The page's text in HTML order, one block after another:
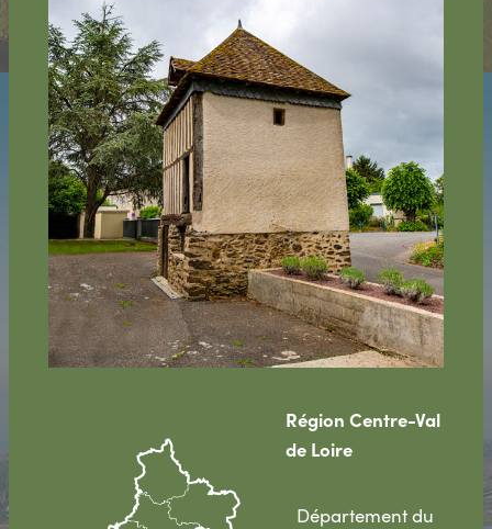
Région Centre-Val
de Loire
Département du